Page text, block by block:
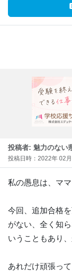
投稿者: 魅力のない
投稿日時：2022年 02
私の愚息は、ママ
今回、追加合格
がない、全く知
いうこともあり
あれだけ頑張っ